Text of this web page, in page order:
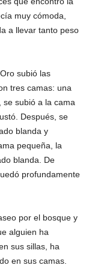
muy cómoda,
a llevar tanto peso
subió las
tres camas: una
se subió a la cama
Después, se
blanda y
pequeña, la
blanda. De
profundamente
por el bosque y
alguien ha
sus sillas, ha
en sus camas.